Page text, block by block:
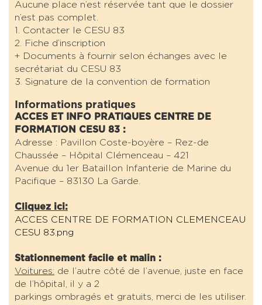
Aucune place n’est réservée tant que le dossier
n’est pas complet.
1. Contacter le CESU 83
2. Fiche d’inscription
+ Documents à fournir selon échanges avec le
secrétariat du CESU 83
3. Signature de la convention de formation
Informations pratiques
ACCES ET INFO PRATIQUES CENTRE DE
FORMATION CESU 83 :
Adresse : Pavillon Coste-boyère – Rez-de
Chaussée – Hôpital Clémenceau – 421
Avenue du 1er Bataillon Infanterie de Marine du
Pacifique – 83130 La Garde.
Cliquez ici:
ACCES CENTRE DE FORMATION CLEMENCEAU
CESU 83.png
Stationnement facile et malin :
Voitures: de l’autre côté de l’avenue, juste en face
de l’hôpital, il y a 2
parkings ombragés et gratuits, merci de les utiliser.